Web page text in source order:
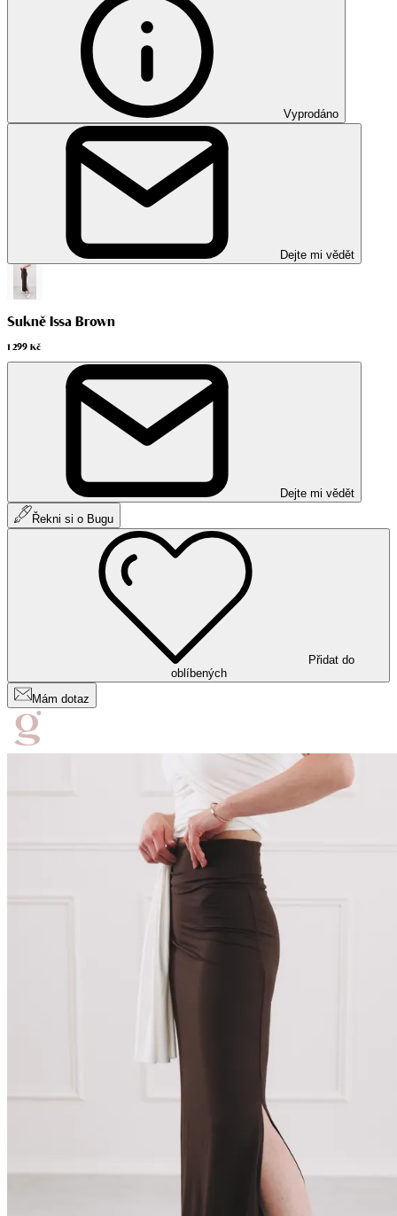
Vyprodáno
Dejte mi vědět
Sukně Issa Brown
1 299 Kč
Dejte mi vědět
Řekni si o Bugu
Přidat do
oblíbených
Mám dotaz